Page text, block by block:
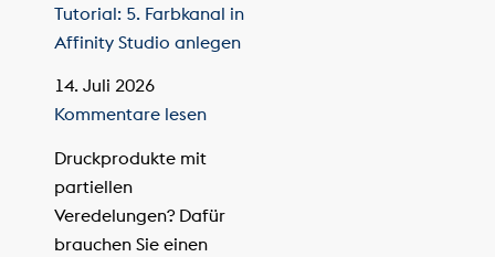
Tutorial: 5. Farbkanal in
Affinity Studio anlegen
14. Juli 2026
Kommentare lesen
Druckprodukte mit
partiellen
Veredelungen? Dafür
brauchen Sie einen